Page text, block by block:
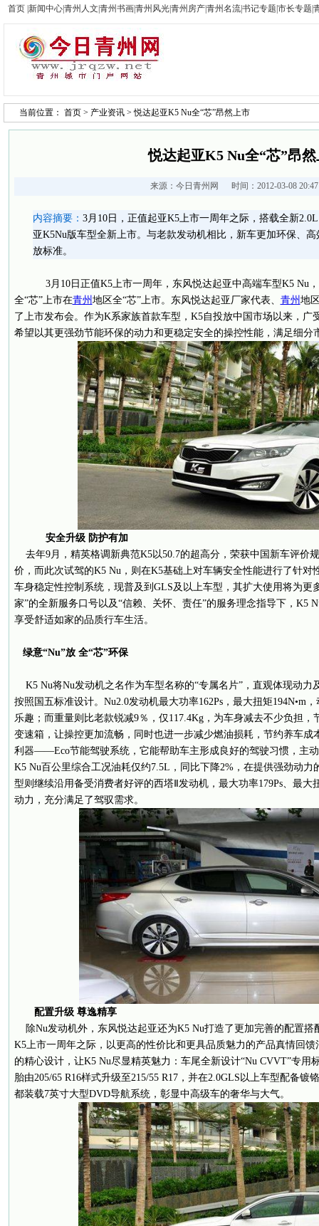
首页 新闻中心青州人文 青州书画青州风光青州房产青州名流书记专题 市长专题
当前位置： 首页 > 产业资讯 > 悦达起亚K5 Nu全“芯”昂然上市
悦达起亚K5 Nu全“芯”昂
来源： 今日青州网 时间：2012-03-08
内容摘要： 3月10日，正值起亚K5上市一周年之际，搭载全新
亚K5Nu版车型全新上市。与老款发动机相比，新车更加环保、
放标准。
3月10日正值K5上市一周年，东风悦达起亚中高端车型K5 Nu
全“芯”上市在青州 地区全“芯”上市。东风悦达起亚厂家代表、 青州 地
了上市发布会。作为K系家族首款车型，K5自投放中国市场以来，广
希望以其更强劲节能环保的动力和更稳定安全的操控性能，满足细分
安全升级 防护有加
去年9月，精英格调新典范K5以50.7的超高分，荣获中国新车评价
价，而此次试驾的K5 Nu，则在K5基础上对车辆安全性能进行了针对
车身稳定性控制系统，现普及到GLS及以上车型，其扩大使用将为更
家”的全新服务口号以及“信赖、关怀、责任”的服务理念指导下，K5
享受舒适如家的品质行车生活。
绿意“Nu”放 全“芯”环保
K5 Nu将Nu发动机之名作为车型名称的“专属名片”，直观体现动力
按照国五标准设计。Nu2.0发动机最大功率162Ps，最大扭矩194N•m
乐趣；而重量则比老款锐减9％，仅117.4Kg，为车身减去不少负担
变速箱，让操控更加流畅，同时也进一步减少燃油损耗，节约养车成
利器——Eco节能驾驶系统，它能帮助车主形成良好的驾驶习惯，主
K5 Nu百公里综合工况油耗仅约7.5L，同比下降2%，在提供强劲动力
型则继续沿用备受消费者好评的西塔Ⅱ发动机，最大功率179Ps、最大
动力，充分满足了驾驭需求。
配置升级 尊逸精享
除Nu发动机外，东风悦达起亚还为K5 Nu打造了更加完善的配置搭
K5上市一周年之际，以更高的性价比和更具品质魅力的产品真情回
的精心设计，让K5 Nu尽显精英魅力：车尾全新设计“Nu CVVT”专用
胎由205/65 R16样式升级至215/55 R17，并在2.0GLS以上车型配备镀
都装载7英寸大型DVD导航系统，彰显中高级车的奢华与大气。